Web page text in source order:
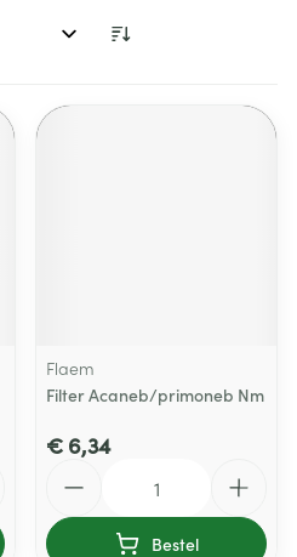
Flaem
Filter Acaneb/primoneb Nm
€ 6,34
Bestel